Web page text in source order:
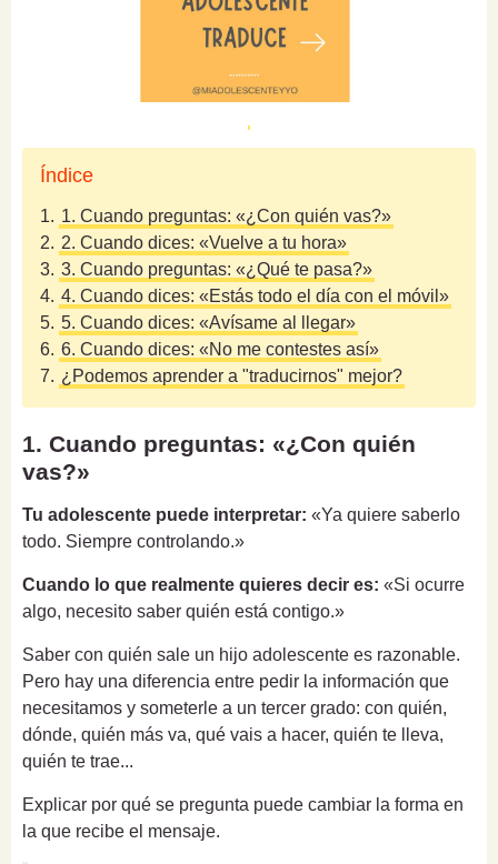
Índice
1. 1. Cuando preguntas: «¿Con quién vas?»
2. 2. Cuando dices: «Vuelve a tu hora»
3. 3. Cuando preguntas: «¿Qué te pasa?»
4. 4. Cuando dices: «Estás todo el día con el móvil»
5. 5. Cuando dices: «Avísame al llegar»
6. 6. Cuando dices: «No me contestes así»
7. ¿Podemos aprender a "traducirnos" mejor?
1. Cuando preguntas: «¿Con quién
vas?»
Tu adolescente puede interpretar: «Ya quiere saberlo
todo. Siempre controlando.»
Cuando lo que realmente quieres decir es: «Si ocurre
algo, necesito saber quién está contigo.»
Saber con quién sale un hijo adolescente es razonable.
Pero hay una diferencia entre pedir la información que
necesitamos y someterle a un tercer grado: con quién,
dónde, quién más va, qué vais a hacer, quién te lleva,
quién te trae...
Explicar por qué se pregunta puede cambiar la forma en
la que recibe el mensaje.